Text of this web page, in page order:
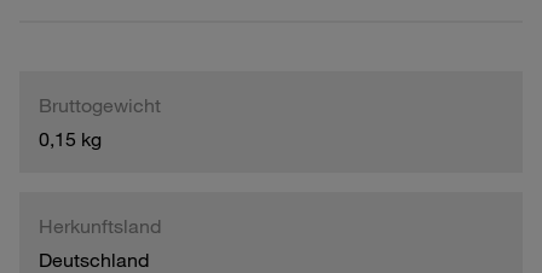
Bruttogewicht
0,15 kg
Herkunftsland
Deutschland